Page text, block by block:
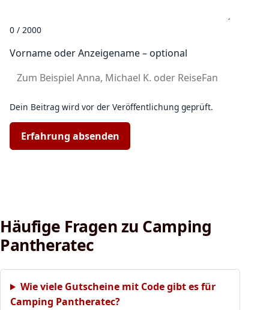
0 / 2000
Vorname oder Anzeigename – optional
Dein Beitrag wird vor der Veröffentlichung geprüft.
Erfahrung absenden
Häufige Fragen zu Camping
Pantheratec
Wie viele Gutscheine mit Code gibt es für
Camping Pantheratec?